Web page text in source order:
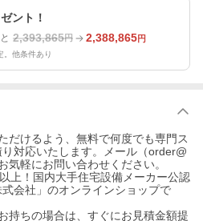
ント！
2,393,865円 2,388,865円
。他条件あり
だけるよう、無料で何度でも専門ス
対応いたします。メール（order@
軽にお問い合わせください。
上！国内大手住宅設備メーカー公認
会社」のオンラインショップで
持ちの場合は、すぐにお見積金額提